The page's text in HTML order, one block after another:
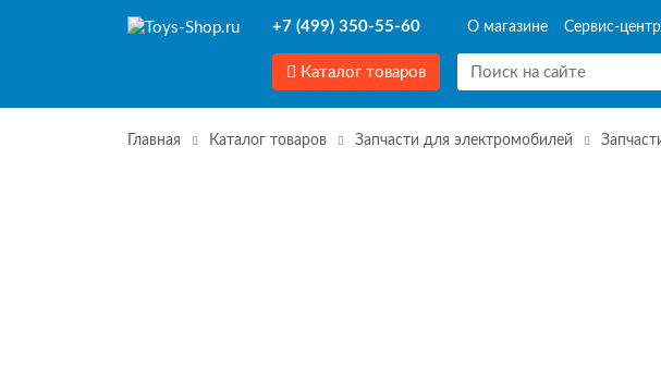
+7 (499) 350-55-60 О магазине Сервис-центр
Каталог товаров
Главная Каталог товаров Запчасти для электромобилей